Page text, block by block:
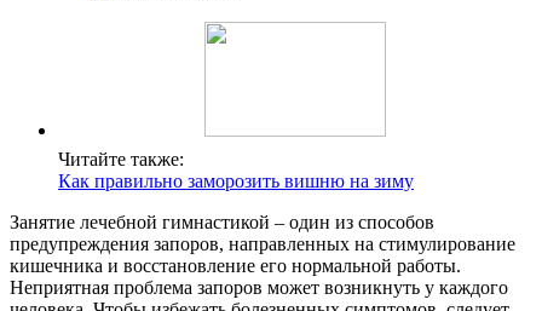
Читайте также:
Как правильно заморозить вишню на зиму
Занятие лечебной гимнастикой – один из способов
предупреждения запоров, направленных на стимулирование
кишечника и восстановление его нормальной работы.
Неприятная проблема запоров может возникнуть у каждого